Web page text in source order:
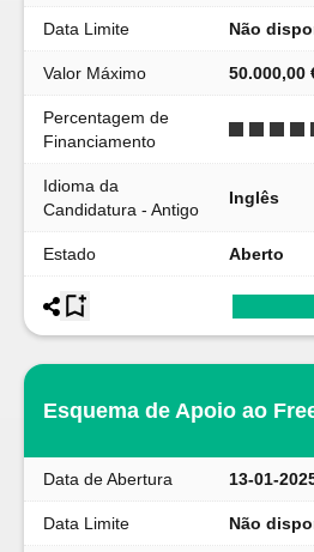
Data Limite Não
Valor Máximo 50.000,00
Percentagem de
Financiamento
Idioma da
Candidatura - Antigo
Inglês
Estado Aberto
Esquema de Apoio ao
Data de Abertura 13-01-
Data Limite Não